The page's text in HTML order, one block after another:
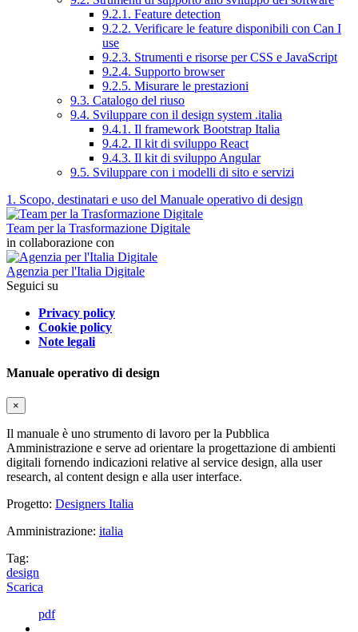
9.2.1. Feature detection
9.2.2. Verificare le feature disponibili con Can I
use
9.2.3. Strumenti e risorse per CSS e JavaScript
9.2.4. Supporto browser
9.2.5. Misurare le prestazioni
9.3. Catalogo del riuso
9.4. Sviluppare con il design system .italia
9.4.1. Il framework Bootstrap Italia
9.4.2. Il kit di sviluppo React
9.4.3. Il kit di sviluppo Angular
9.5. Sviluppare con i modelli di sito e servizi
1. Scopo, destinatari e uso del Manuale operativo di design
Team per la Trasformazione Digitale
in collaborazione con
Agenzia per l'Italia Digitale
Seguici su
Privacy policy
Cookie policy
Note legali
Manuale operativo di design
×
Il manuale è uno strumento di lavoro per la Pubblica
Amministrazione e serve ad orientare la progettazione di ambienti
digitali fornendo indicazioni relative al service design, alla user
research, al content design e alla user interface.
Progetto: Designers Italia
Amministrazione: italia
Tag:
design
Scarica
pdf